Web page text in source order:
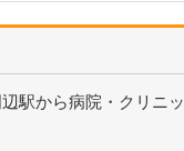
駅から病院・クリニッ